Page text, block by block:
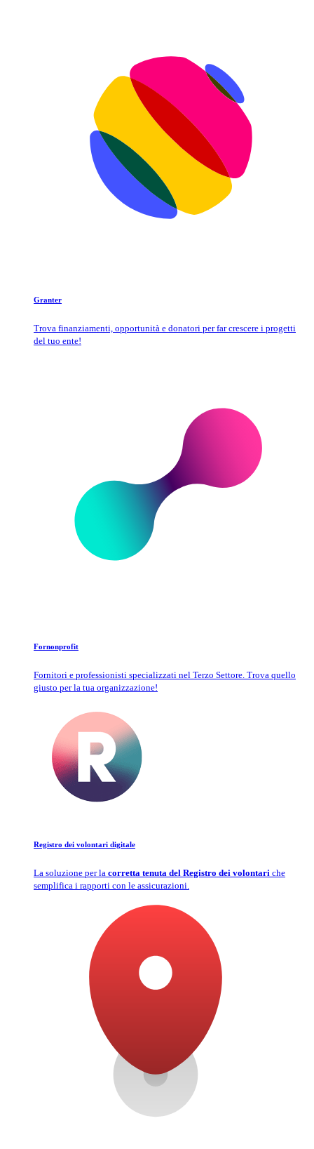
Granter
Trova finanziamenti, opportunità e donatori per far crescere i progetti
del tuo ente!
Fornonprofit
Fornitori e professionisti specializzati nel Terzo Settore. Trova quello
giusto per la tua organizzazione!
Registro dei volontari digitale
La soluzione per la corretta tenuta del Registro dei volontari che
semplifica i rapporti con le assicurazioni.